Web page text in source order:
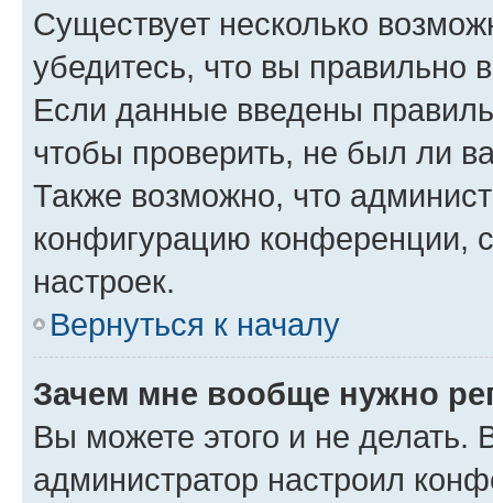
Существует несколько
убедитесь, что вы правильно
Если данные введены
чтобы проверить, не был ли
Также возможно, что
конфигурацию конференции,
настроек.
Вернуться к началу
Зачем мне вообще нужно
Вы можете этого и не делать.
администратор настроил